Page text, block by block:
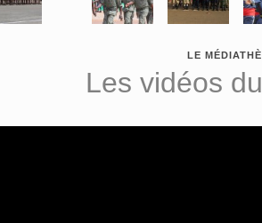
LE
Les vidéos